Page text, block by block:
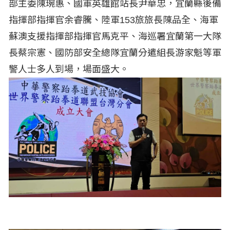
部主委陳琬惠、國軍英雄館站長尹華忠，宜蘭縣後備
指揮部指揮官余睿騰、陸軍153旅旅長陳品全、海軍
蘇澳支援指揮部指揮官馬克平、海巡署宜蘭第一大隊
長蔡宗憲、國防部安全總隊宜蘭分遣組長游家魁等軍
警人士多人到場，場面盛大。